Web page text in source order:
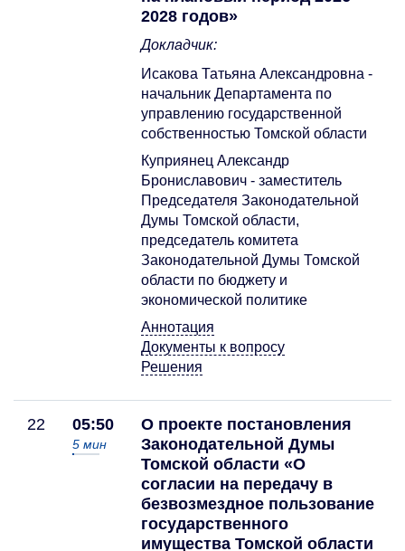
2028 годов»
Докладчик:
Исакова Татьяна Александровна -
начальник Департамента по
управлению государственной
собственностью Томской области
Куприянец Александр
Брониславович - заместитель
Председателя Законодательной
Думы Томской области,
председатель комитета
Законодательной Думы Томской
области по бюджету и
экономической политике
Аннотация
Документы к вопросу
Решения
22 05:50
5 мин
О проекте постановления
Законодательной Думы
Томской области «О
согласии на передачу в
безвозмездное пользование
государственного
имущества Томской области